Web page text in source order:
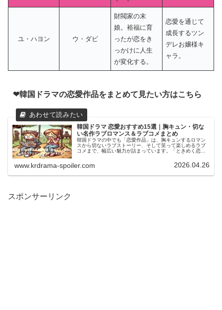
ユ・ハヨン ウ・ダビ
財閥家の末
娘。裕福に育
ったが恋をき
っかけに人生
が変化する。
恋愛を通じて
成長するツン
デレお嬢様キ
ャラ。
❤韓国ドラマの恋愛作品をまとめて見たい方はこちら
韓国ドラマ 恋愛おすすめ15選｜胸キュン・切な
い名作ラブロマンス＆ラブコメまとめ
韓国ドラマの中でも「恋愛作品」は、胸キュンするロマン
スから切ないラブストーリー、そして笑って楽しめるラブ
コメまで、幅広い魅力が詰まっています。「ときめく恋愛
www.krdrama-spoiler.com 2026.04.26
スポンサーリンク